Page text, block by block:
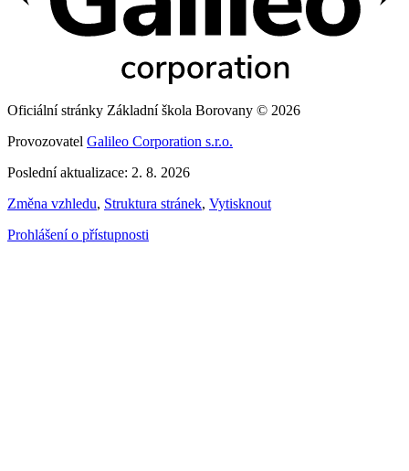
Oficiální stránky Základní škola Borovany © 2026
Provozovatel Galileo Corporation s.r.o.
Poslední aktualizace: 2. 8. 2026
Změna vzhledu, Struktura stránek, Vytisknout
Prohlášení o přístupnosti